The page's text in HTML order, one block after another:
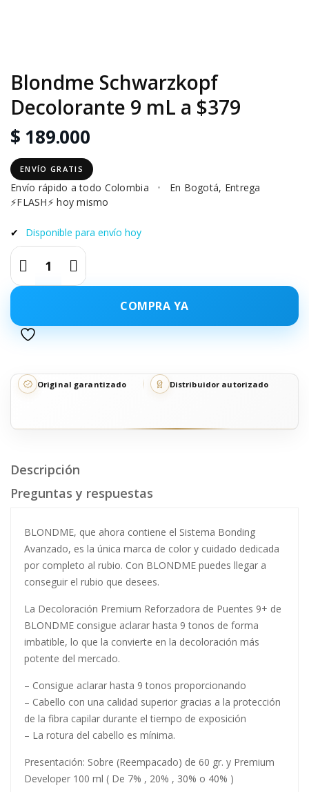
Blondme Schwarzkopf
Decolorante 9 mL a $379
$ 189.000
ENVÍO GRATIS
Envío rápido a todo Colombia •
En Bogotá, Entrega
⚡FLASH⚡ hoy mismo
✔ Disponible para envío hoy
COMPRA YA
Original garantizado Distribuidor autorizado
Descripción
Preguntas y respuestas
BLONDME, que ahora contiene el Sistema Bonding
Avanzado, es la única marca de color y cuidado dedicada
por completo al rubio. Con BLONDME puedes llegar a
conseguir el rubio que desees.
La Decoloración Premium Reforzadora de Puentes 9+ de
BLONDME consigue aclarar hasta 9 tonos de forma
imbatible, lo que la convierte en la decoloración más
potente del mercado.
– Consigue aclarar hasta 9 tonos proporcionando
– Cabello con una calidad superior gracias a la protección
de la fibra capilar durante el tiempo de exposición
– La rotura del cabello es mínima.
Presentación: Sobre (Reempacado) de 60 gr. y Premium
Developer 100 ml ( De 7% , 20% , 30% o 40% )